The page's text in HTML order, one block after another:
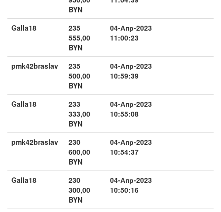
BYN
Galla18
235
555,00
BYN
04-Апр-2023
11:00:23
pmk42braslav
235
500,00
BYN
04-Апр-2023
10:59:39
Galla18
233
333,00
BYN
04-Апр-2023
10:55:08
pmk42braslav
230
600,00
BYN
04-Апр-2023
10:54:37
Galla18
230
300,00
BYN
04-Апр-2023
10:50:16